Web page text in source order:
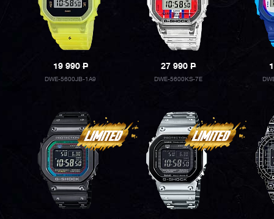
19 990P
DWE-5600JB-1A9
27 990P
DWE-5600KS-7E